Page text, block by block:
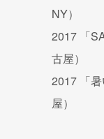
NY）
2017 「
古屋）
2017 「
屋）